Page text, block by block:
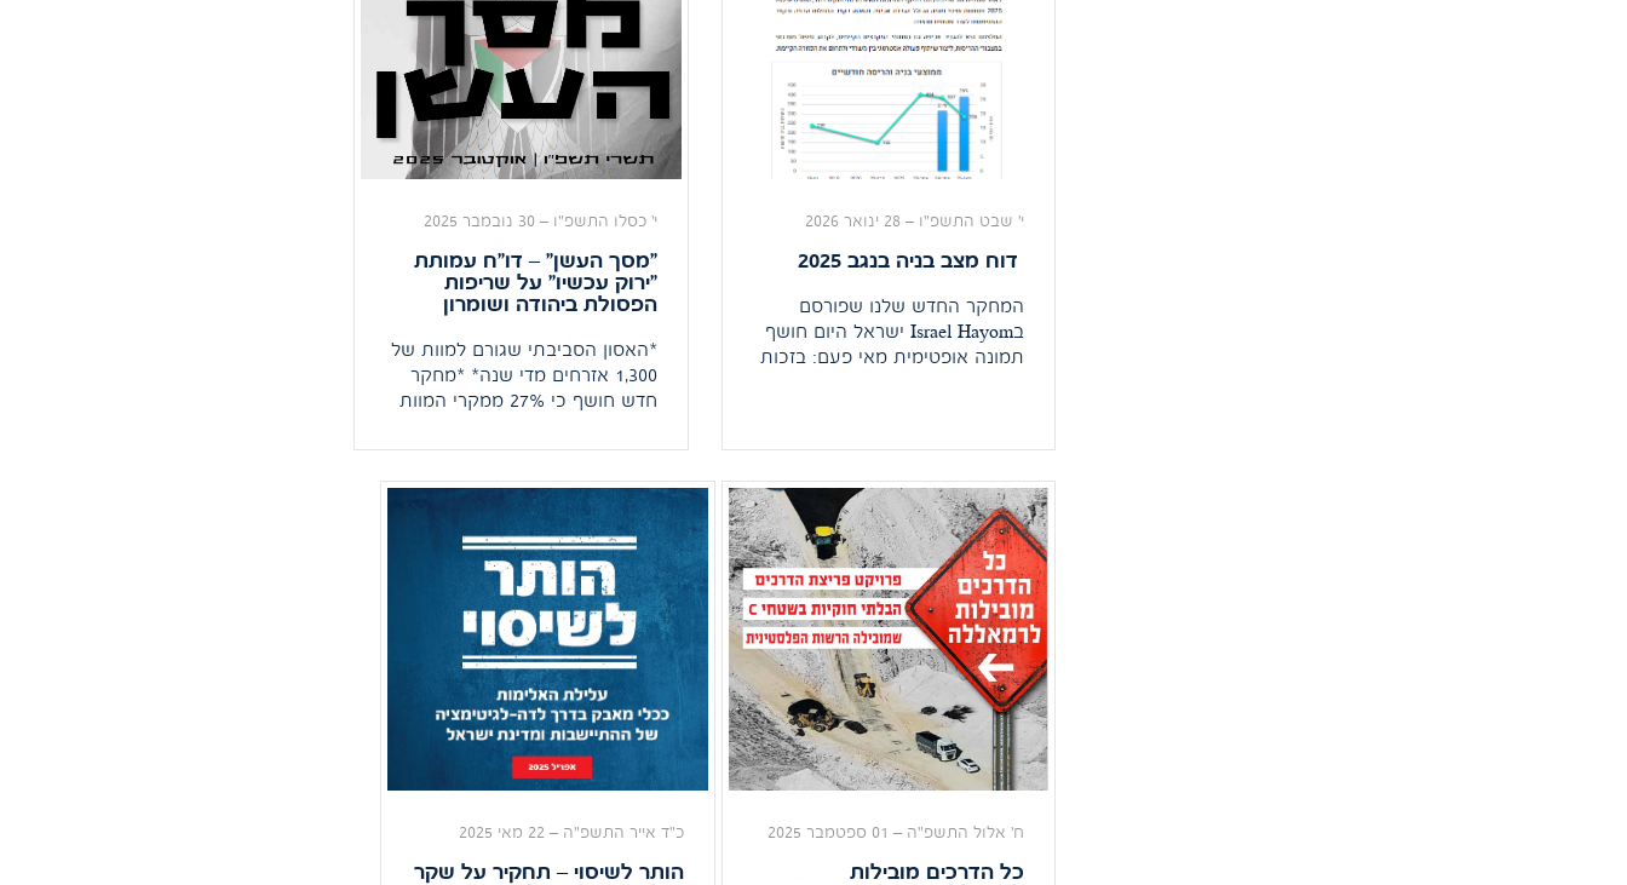
לפנות נגד המדינה בהזדמנות […]
כבר חולשת על שטח […]
י' שבט התשפ"ו – 28 ינואר 2026
דוח מצב בניה בנגב 2025
המחקר החדש שלנו שפורסם
בIsrael Hayom ישראל היום חושף
תמונה אופטימית מאי פעם: בזכות
ובלימת הפלישה לקרקעות חדשות.
י' כסלו התשפ"ו – 30 נובמבר 2025
"מסך העשן" – דו"ח עמותת
"ירוק עכשיו" על שריפות
הפסולת ביהודה ושומרון
*האסון הסביבתי שגורם למוות של
1,300 אזרחים מדי שנה* *מחקר
חדש חושף כי 27% ממקרי המוות
בשריפת פסולת ביו"ש וטוען כי
הרשות הפלסטינית משתמשת
במשבר הסביבתי כ"מנוף פוליטי".
ירוק עכשיו: "מדינת ישראל היא
הגורם היחיד שמסוגל ומחויב
לקחת אחריות"* מחקר מקיף של
עמותת 'ירוק עכשיו' שמפורסם
לראשונה תחת הכותרת "מסך
העשן" […]
ח' אלול התשפ"ה – 01 ספטמבר 2025
כל הדרכים מובילות
כ"ד אייר התשפ"ה – 22 מאי 2025
הותר לשיסוי – תחקיר על שקר